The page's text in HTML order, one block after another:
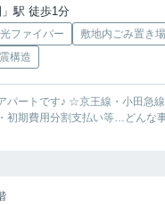
駅 徒歩1分
光ファイバー
敷地内ごみ置き場
構造
パートです♪ ☆京王線・小田急
初期費用分割支払い等…どんな